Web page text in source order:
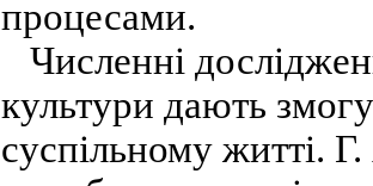
процесами.
Численні
культури дають
суспільному житті.